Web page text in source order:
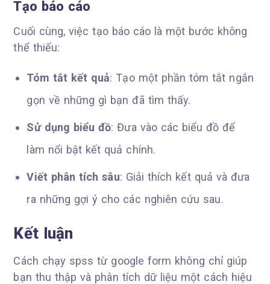
Tạo báo cáo
Cuối cùng, việc tạo báo cáo là một bước không
thể thiếu:
Tóm tắt kết quả: Tạo một phần tóm tắt ngắn
gọn về những gì bạn đã tìm thấy.
Sử dụng biểu đồ: Đưa vào các biểu đồ để
làm nổi bật kết quả chính.
Viết phân tích sâu: Giải thích kết quả và đưa
ra những gợi ý cho các nghiên cứu sau.
Kết luận
Cách chạy spss từ google form không chỉ giúp
bạn thu thập và phân tích dữ liệu một cách hiệu